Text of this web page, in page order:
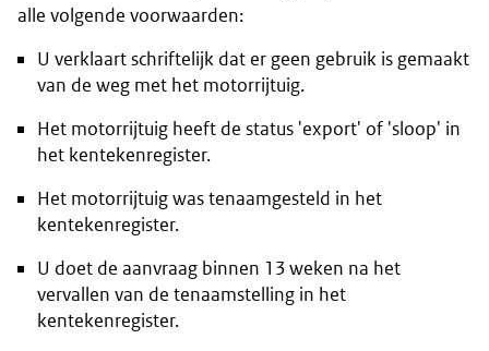
alle volgende voorwaarden:
U verklaart schriftelijk dat er geen gebruik is gemaakt
van de weg met het motorrijtuig.
Het motorrijtuig heeft de status 'export' of 'sloop' in
het kentekenregister.
Het motorrijtuig was tenaamgesteld in het
kentekenregister.
U doet de aanvraag binnen 13 weken na het
vervallen van de tenaamstelling in het
kentekenregister.